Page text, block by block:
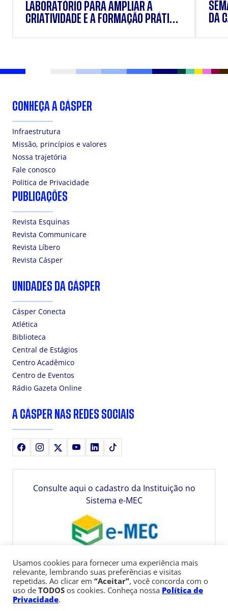
LABORATÓRIO PARA AMPLIAR A
CRIATIVIDADE E A FORMAÇÃO PRÁTICA
DA
CONHEÇA A CÁSPER
Infraestrutura
Missão, princípios e valores
Nossa trajetória
Fale conosco
Politica de Privacidade
PUBLICAÇÕES
Revista Esquinas
Revista Communicare
Revista Líbero
Revista Cásper
UNIDADES DA CÁSPER
Cásper Conecta
Atlética
Biblioteca
Central de Estágios
Centro Acadêmico
Centro de Eventos
Rádio Gazeta Online
A CÁSPER NAS REDES SOCIAIS
FacebookInstagram YoutubeLinkedIn
Consulte aqui o cadastro da Instituição no
Sistema e-MEC
Usamos cookies para fornecer uma experiência mais
relevante, lembrando suas preferências e visitas
repetidas. Ao clicar em “Aceitar”, você concorda com o
uso de TODOS os cookies. Conheça nossa Política de
Privacidade.